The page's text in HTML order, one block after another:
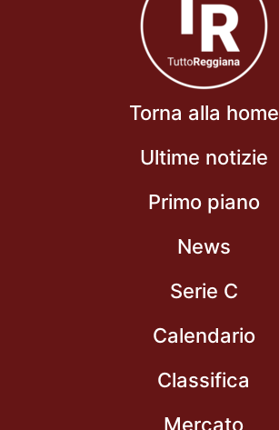
Torna alla home
Ultime notizie
Primo piano
News
Serie C
Calendario
Classifica
Mercato